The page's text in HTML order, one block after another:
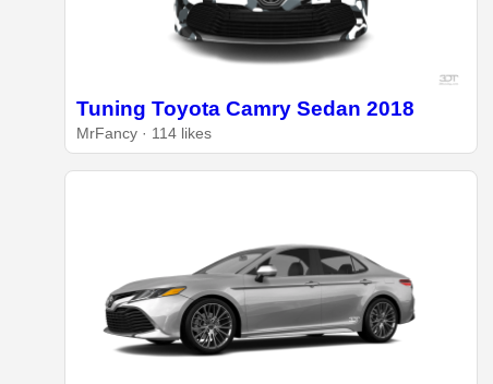
Tuning Toyota Camry Sedan 2018
MrFancy · 114 likes